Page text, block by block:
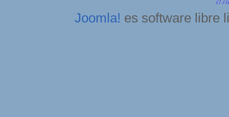
Joomla! es software libre